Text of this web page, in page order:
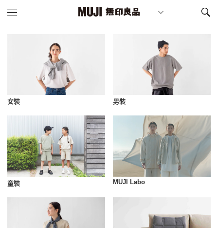
女裝 男裝
童裝 MUJI Labo